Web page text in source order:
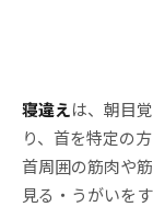
寝違えは、朝目
り、首を特定の
首周囲の筋肉や
見る・うがいを